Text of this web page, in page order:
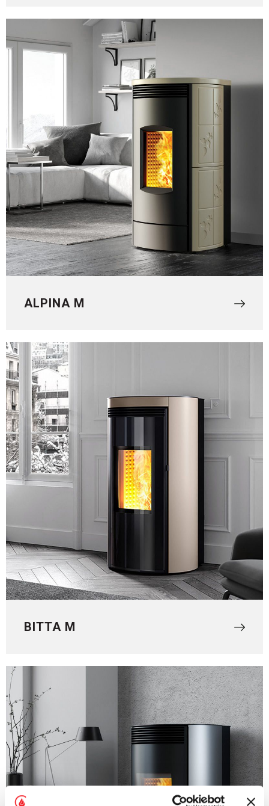
ALPINA M
BITTA M